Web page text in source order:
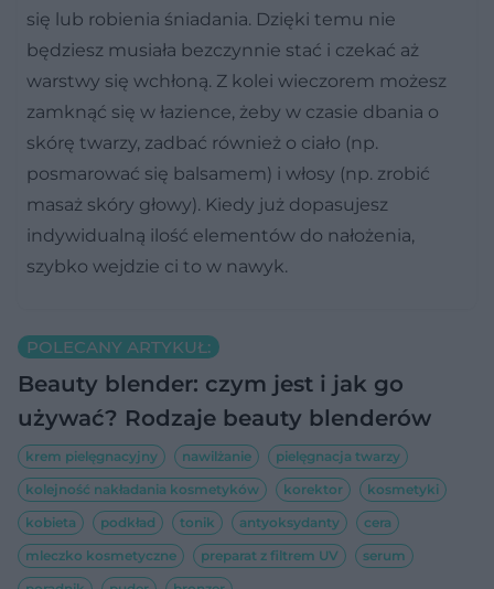
się lub robienia śniadania. Dzięki temu nie
będziesz musiała bezczynnie stać i czekać aż
warstwy się wchłoną. Z kolei wieczorem możesz
zamknąć się w łazience, żeby w czasie dbania o
skórę twarzy, zadbać również o ciało (np.
posmarować się balsamem) i włosy (np. zrobić
masaż skóry głowy). Kiedy już dopasujesz
indywidualną ilość elementów do nałożenia,
szybko wejdzie ci to w nawyk.
POLECANY ARTYKUŁ:
Beauty blender: czym jest i jak go
używać? Rodzaje beauty blenderów
krem pielęgnacyjny nawilżanie
pielęgnacja twarzy
kolejność nakładania kosmetyków
korektor
kosmetyki
kobieta
podkład tonik antyoksydanty
cera
mleczko kosmetyczne
preparat z filtrem UV
serum